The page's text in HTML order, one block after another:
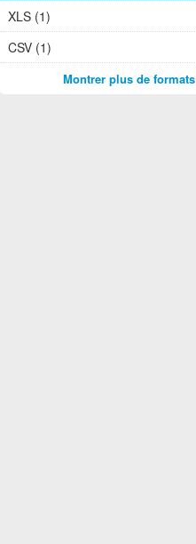
XLS (1)
CSV (1)
Montrer plus de formats